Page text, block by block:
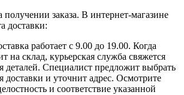
получении заказа. В интернет-магазине
доставки:
работает с 9.00 до 19.00. Когда
на склад, курьерская служба свяжется
деталей. Специалист предложит выбрать
доставки и уточнит адрес. Осмотрите
и соответствие указанной